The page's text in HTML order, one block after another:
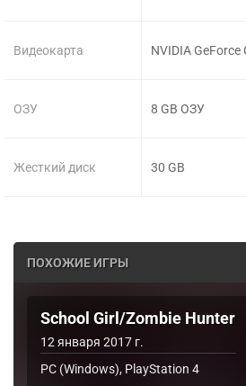
Видеокарта
ОЗУ
Жесткий диск
NVIDIA GeForce
8 GB ОЗУ
30 GB
ПОХОЖИЕ ИГРЫ
School Girl/Zombie Hunter
12 января 2017 г.
PC (Windows), PlayStation 4